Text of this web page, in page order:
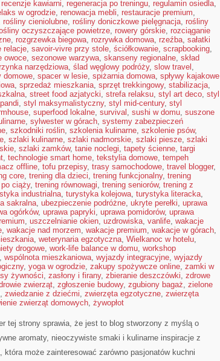
recenzje kawiarni, regeneracja po treningu, regulamin osiedla,
w ogrodzie, renowacja mebli, restauracje premium,
rośliny cieniolubne, rośliny doniczkowe pielęgnacja, rośliny
oczyszczające powietrze, rowery górskie, rozciąganie
, rozgrzewka biegowa, rozrywka domowa, rzeźba, sałatki
relacje, savoir-vivre przy stole, ściółkowanie, scrapbooking,
owoce, sezonowe warzywa, skanseny regionalne, skład
narzędziowa, ślad węglowy podróży, slow travel ,
domowe, spacer w lesie, spiżarnia domowa, spływy kajakowe
, sprzedaż mieszkania, sprzęt trekkingowy, stabilizacja,
, street food azjatycki, strefa relaksu, styl art deco, styl
, styl maksymalistyczny, styl mid-century, styl
, superfood lokalne, survival , sushi w domu, suszone
, sylwester w górach, systemy zabezpieczeń
, szkodniki roślin, szkolenia kulinarne, szkolenie psów,
, szlaki kulinarne, szlaki nadmorskie, szlaki piesze, szlaki
, szlaki zamków, tanie noclegi, tapety ścienne, targi
, technologie smart home, tekstylia domowe, tempeh
offline, tofu przepisy, trasy samochodowe, travel blogger,
core, trening dla dzieci, trening funkcjonalny, trening
ciąży, trening równowagi, trening seniorów, trening z
industrialna, turystyka kolejowa, turystyka literacka,
sakralna, ubezpieczenie podróżne, ukryte perełki, uprawa
ogórków, uprawa papryki, uprawa pomidorów, uprawa
, uszczelnianie okien, uzdrowiska, vanlife, wakacje
, wakacje nad morzem, wakacje premium, wakacje w górach,
, weterynaria egzotyczna, Wielkanoc w hotelu,
drogowe, work-life balance w domu, workshop
, wspólnota mieszkaniowa, wyjazdy integracyjne, wyjazdy
, yoga w ogrodzie, zakupy spożywcze online, zamki w
żywności, zasłony i firany, zbieranie deszczówki, zdrowe
zwierząt, zgłoszenie budowy, zgubiony bagaż, zielone
, zwiedzanie z dziećmi, zwierzęta egzotyczne, zwierzęta
zwierząt domowych, żywopłot
tej strony sprawia, że jest to blog stworzony z myślą o
aromaty, nieoczywiste smaki i kulinarne inspiracje z
która może zainteresować zarówno pasjonatów kuchni